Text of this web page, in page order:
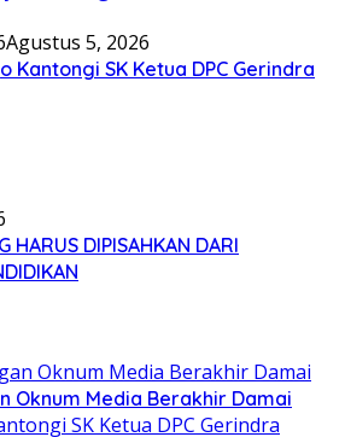
Agustus 5, 2026
Kantongi SK Ketua DPC Gerindra
HARUS DIPISAHKAN DARI
Oknum Media Berakhir Damai